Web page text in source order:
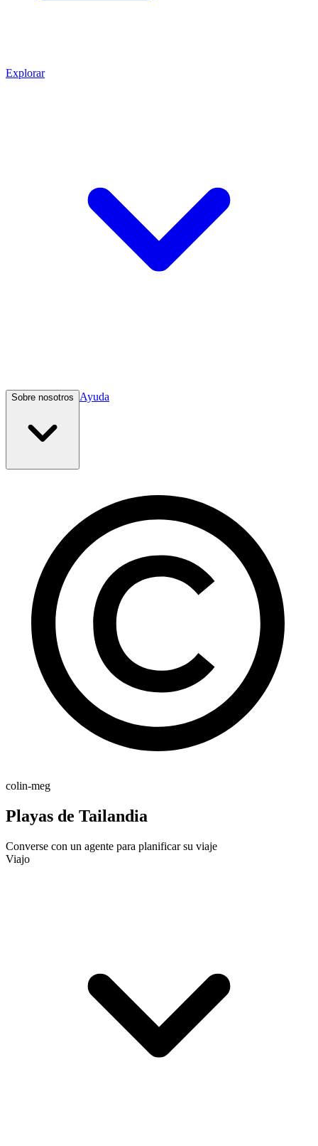
Explorar
Sobre nosotros Ayuda
colin-meg
Playas de Tailandia
Converse con un agente para planificar su viaje
Viajo